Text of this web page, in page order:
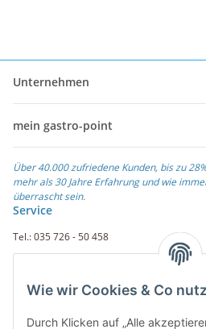
Unternehmen
mein gastro-point
Über 40.000 zufriedene Kunden, bis zu
mehr als 30 Jahre Erfahrung und wie
überrascht sein.
Service
Tel.: 035 726 - 50 458
Weiterführende Links
Wie wir Cookies & Co
Durch Klicken auf „Alle